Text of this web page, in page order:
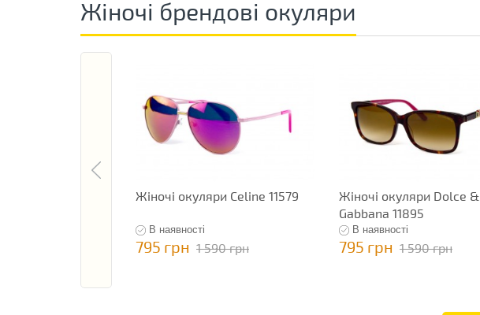
Жіночі брендові окуляри
Жіночі окуляри Celine 11579
В наявності
795 грн 1 590 грн
Жіночі окуляри Dolce &
Gabbana 11895
В наявності
795 грн 1 590 грн